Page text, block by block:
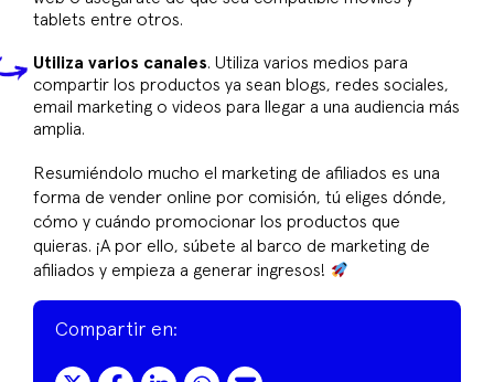
tablets entre otros.
Utiliza varios canales. Utiliza varios medios para
compartir los productos ya sean blogs, redes sociales,
email marketing o videos para llegar a una audiencia más
amplia.
Resumiéndolo mucho el marketing de afiliados es una
forma de vender online por comisión, tú eliges dónde,
cómo y cuándo promocionar los productos que
quieras. ¡A por ello, súbete al barco de marketing de
afiliados y empieza a generar ingresos!
Compartir en: